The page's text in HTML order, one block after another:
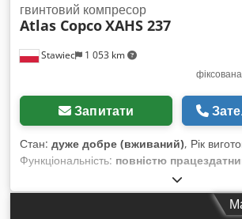
Stawiec 1 053 km
гвинтовий компресор
Atlas CopcoXAHS 237
Запитати
Стан: дуже добре (вживаний), Рік
Функціональність: повністю
компресор ATLAS COPCO XAHS237+ з
охолоджувачем, після повного технічного
Технічні характеристики: продуктивність